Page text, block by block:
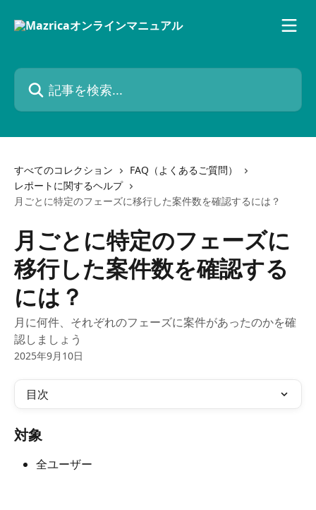
記事を検索...
すべてのコレクション
FAQ（よくあるご質問）
レポートに関するヘルプ
月ごとに特定のフェーズに移行した案件数を確認するには？
月ごとに特定のフェーズに
移行した案件数を確認する
には？
月に何件、それぞれのフェーズに案件があったのかを確
認しましょう
2025年9月10日
目次
対象
全ユーザー